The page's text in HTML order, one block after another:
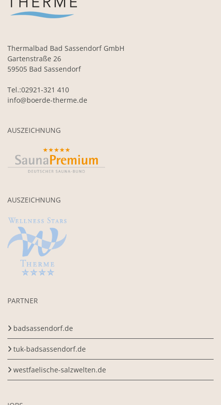
Thermalbad Bad Sassendorf GmbH
Gartenstraße 26
59505 Bad Sassendorf
Tel.:02921-321 410
info@boerde-therme.de
AUSZEICHNUNG
AUSZEICHNUNG
PARTNER
badsassendorf.de
tuk-badsassendorf.de
westfaelische-salzwelten.de